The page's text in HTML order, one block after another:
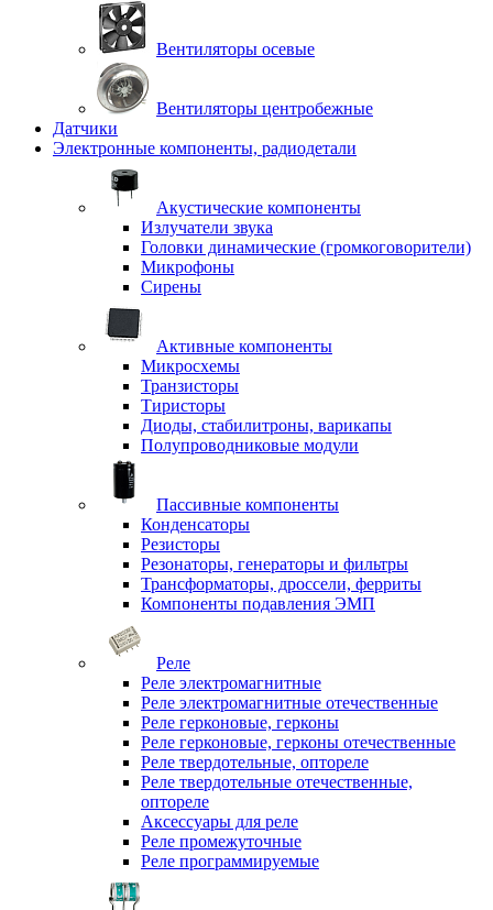
Вентиляторы осевые
Вентиляторы центробежные
Датчики
Электронные компоненты, радиодетали
Акустические компоненты
Излучатели звука
Головки динамические (громкоговорители)
Микрофоны
Сирены
Активные компоненты
Микросхемы
Транзисторы
Тиристоры
Диоды, стабилитроны, варикапы
Полупроводниковые модули
Пассивные компоненты
Конденсаторы
Резисторы
Резонаторы, генераторы и фильтры
Трансформаторы, дроссели, ферриты
Компоненты подавления ЭМП
Реле
Реле электромагнитные
Реле электромагнитные отечественные
Реле герконовые, герконы
Реле герконовые, герконы отечественные
Реле твердотельные, оптореле
Реле твердотельные отечественные,
оптореле
Аксессуары для реле
Реле промежуточные
Реле программируемые